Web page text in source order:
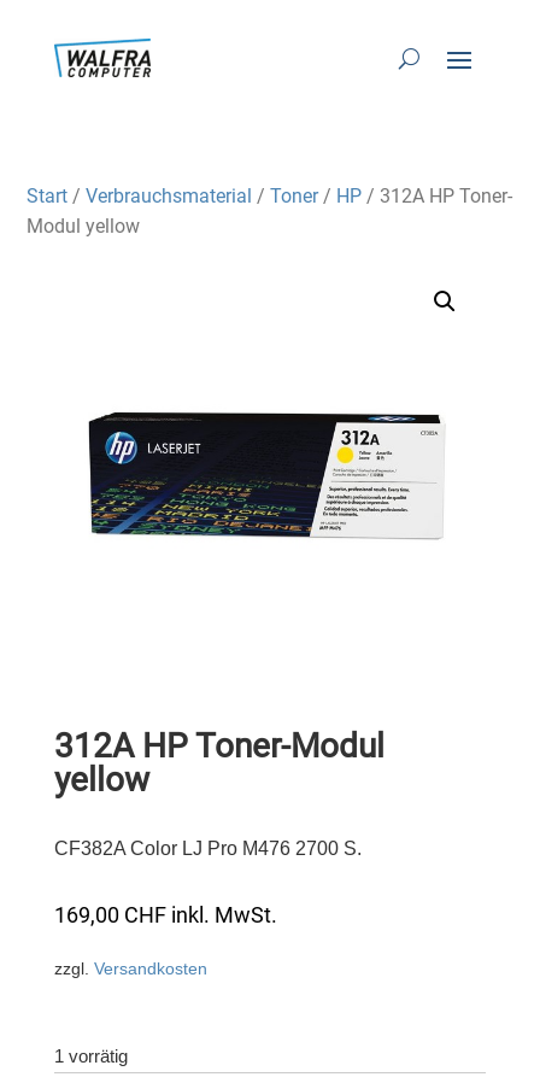
Start /Verbrauchsmaterial /Toner/ HP / 312A HP Toner-
Modul yellow
312A HP Toner-Modul
yellow
CF382A Color LJ Pro M476 2700 S.
169,00 CHF inkl. MwSt.
zzgl. Versandkosten
1 vorrätig